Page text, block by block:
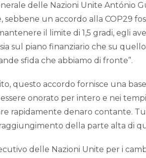
delle Nazioni Unite António
sebbene un accordo alla COP29
il limite di 1,5 gradi, egli
sul piano finanziario che su
sfida che abbiamo di fronte”.
questo accordo fornisce una
onorato per intero e nei
rapidamente denaro contante.
della parte alta di
delle Nazioni Unite per i